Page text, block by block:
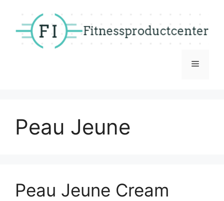
content
Menu
Peau Jeune
Peau Jeune Cream